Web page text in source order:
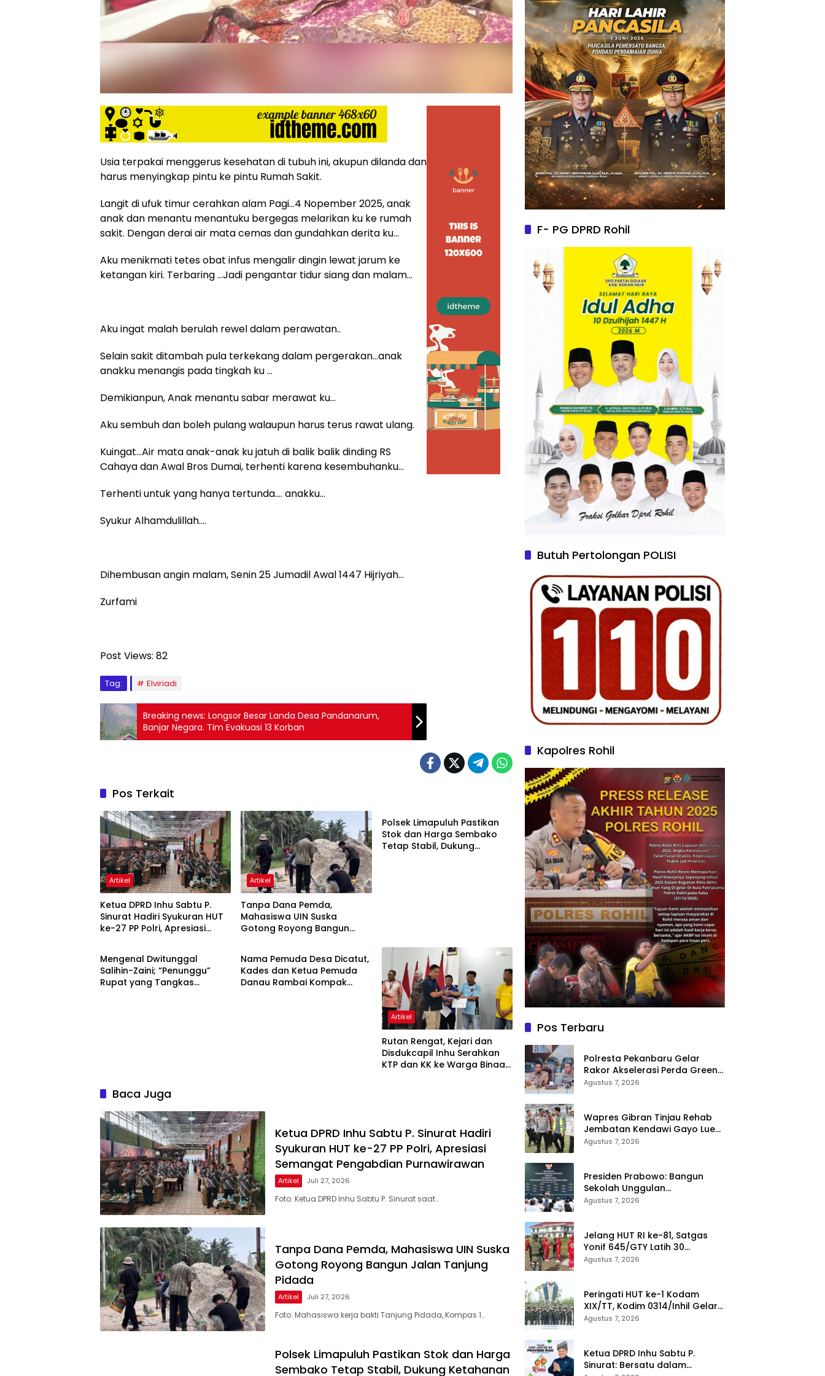
Usia terpakai menggerus kesehatan di tubuh ini, akupun dilanda dan
harus menyingkap pintu ke pintu Rumah Sakit.
Langit di ufuk timur cerahkan alam Pagi…4 Nopember 2025, anak
anak dan menantu menantuku bergegas melarikan ku ke rumah
sakit. Dengan derai air mata cemas dan gundahkan derita ku…
Aku menikmati tetes obat infus mengalir dingin lewat jarum ke
ketangan kiri. Terbaring …Jadi pengantar tidur siang dan malam…
Aku ingat malah berulah rewel dalam perawatan..
Selain sakit ditambah pula terkekang dalam pergerakan…anak
anakku menangis pada tingkah ku …
Demikianpun, Anak menantu sabar merawat ku…
Aku sembuh dan boleh pulang walaupun harus terus rawat ulang.
Kuingat…Air mata anak-anak ku jatuh di balik balik dinding RS
Cahaya dan Awal Bros Dumai, terhenti karena kesembuhanku…
Terhenti untuk yang hanya tertunda…. anakku…
Syukur Alhamdulillah….
Dihembusan angin malam, Senin 25 Jumadil Awal 1447 Hijriyah…
Zurfami
Post Views: 82
Tag: Elviriadi
Breaking news: Longsor Besar Landa Desa Pandanarum,
Banjar Negara. Tim Evakuasi 13 Korban
Pos Terkait
Artikel
Ketua DPRD Inhu Sabtu P.
Sinurat Hadiri Syukuran HUT
ke-27 PP Polri, Apresiasi
Artikel
Tanpa Dana Pemda,
Mahasiswa UIN Suska
Gotong Royong Bangun
Polsek Limapuluh Pastikan
Stok dan Harga Sembako
Tetap Stabil, Dukung
Artikel
Mengenal Dwitunggal
Salihin-Zaini; “Penunggu”
Rupat yang Tangkas
Artikel
Nama Pemuda Desa Dicatut,
Kades dan Ketua Pemuda
Danau Rambai Kompak
Artikel
Rutan Rengat, Kejari dan
Disdukcapil Inhu Serahkan
KTP dan KK ke Warga Binaan,
Baca Juga
Ketua DPRD Inhu Sabtu P. Sinurat Hadiri
Syukuran HUT ke-27 PP Polri, Apresiasi
Semangat Pengabdian Purnawirawan
Artikel Juli 27, 2026
Foto: Ketua DPRD Inhu Sabtu P. Sinurat saat…
Tanpa Dana Pemda, Mahasiswa UIN Suska
Gotong Royong Bangun Jalan Tanjung
Pidada
Artikel Juli 27, 2026
Foto: Mahasiswa kerja bakti Tanjung Pidada, Kompas 1…
Polsek Limapuluh Pastikan Stok dan Harga
Sembako Tetap Stabil, Dukung Ketahanan
F- PG DPRD Rohil
Butuh Pertolongan POLISI
Kapolres Rohil
Pos Terbaru
Polresta Pekanbaru Gelar
Rakor Akselerasi Perda Green
City, Masukkan ke Kurikulum
Agustus 7, 2026
Wapres Gibran Tinjau Rehab
Jembatan Kendawi Gayo Lues,
Didampingi Kapolda Aceh
Agustus 7, 2026
Presiden Prabowo: Bangun
Sekolah Unggulan
Berkurikulum IB untuk Saingi
Agustus 7, 2026
Jelang HUT RI ke-81, Satgas
Yonif 645/GTY Latih 30
Paskibraka di Kantor Bupati
Agustus 7, 2026
Peringati HUT ke-1 Kodam
XIX/TT, Kodim 0314/Inhil Gelar
Ziarah Rombongan
Agustus 7, 2026
Ketua DPRD Inhu Sabtu P.
Sinurat: Bersatu dalam